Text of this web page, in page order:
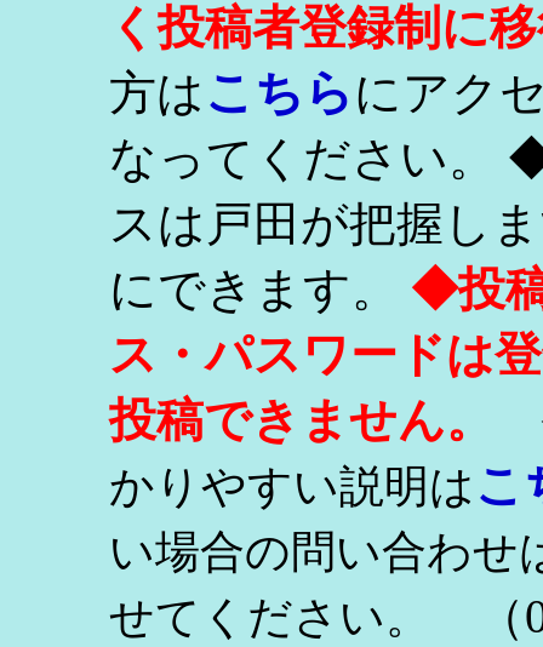
く投稿者登録制に
方はこちらにアク
なってください。
スは戸田が把握し
にできます。 ◆投
ス・パスワードは
投稿できません。
かりやすい説明はこ
い場合の問い合わせ
せてください。
（